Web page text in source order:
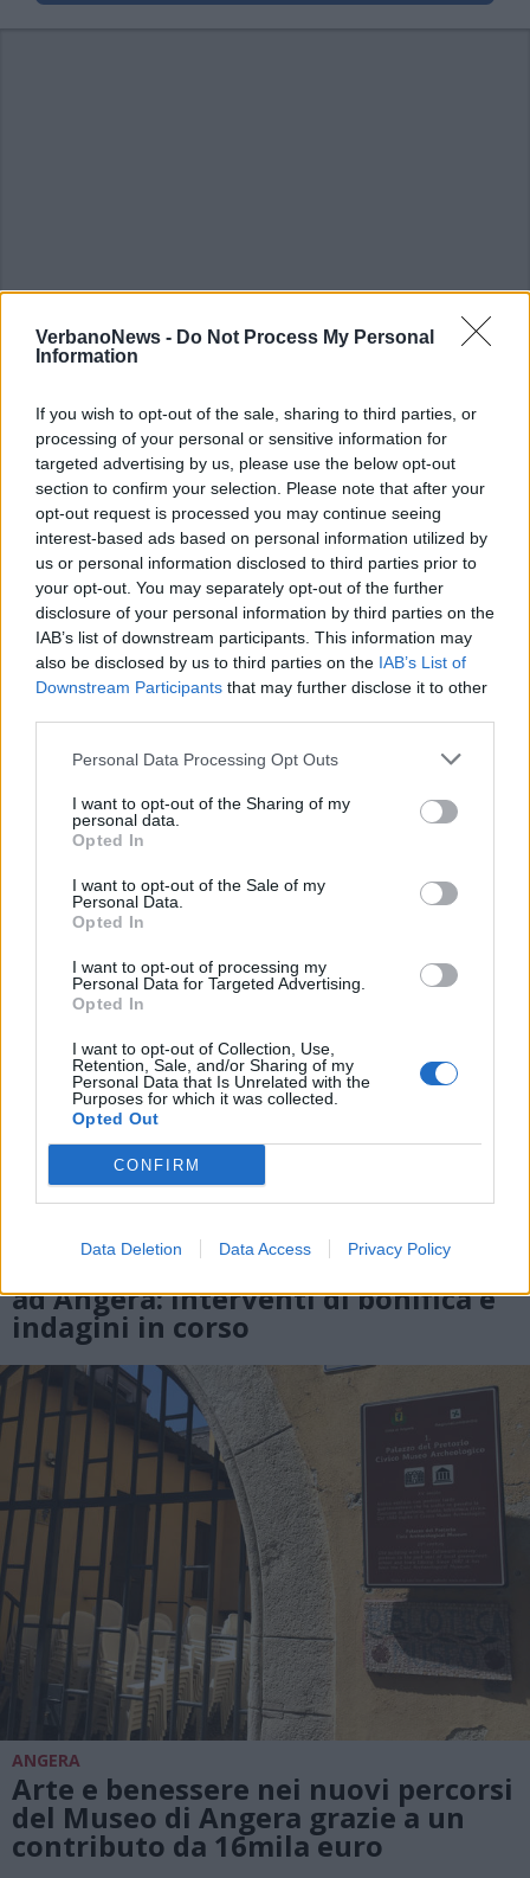
VerbanoNews - Do Not Process My Personal
Information
If you wish to opt-out of the sale, sharing to third parties, or
processing of your personal or sensitive information for
targeted advertising by us, please use the below opt-out
section to confirm your selection. Please note that after your
opt-out request is processed you may continue seeing
interest-based ads based on personal information utilized by
us or personal information disclosed to third parties prior to
your opt-out. You may separately opt-out of the further
disclosure of your personal information by third parties on the
IAB’s list of downstream participants. This information may
also be disclosed by us to third parties on the IAB’s List of
Downstream Participants that may further disclose it to other
Personal Data Processing Opt Outs
I want to opt-out of the Sharing of my
personal data.
Opted In
I want to opt-out of the Sale of my
Personal Data.
Opted In
I want to opt-out of processing my
Personal Data for Targeted Advertising.
Opted In
I want to opt-out of Collection, Use,
Retention, Sale, and/or Sharing of my
Personal Data that Is Unrelated with the
Purposes for which it was collected.
Opted Out
CONFIRM
Data Deletion Data Access Privacy Policy
ALTRE NOTIZIE DI ANGERA
Sversamento di carburante nel lago
ad Angera: interventi di bonifica e
indagini in corso
ANGERA
Arte e benessere nei nuovi percorsi
del Museo di Angera grazie a un
contributo da 16mila euro